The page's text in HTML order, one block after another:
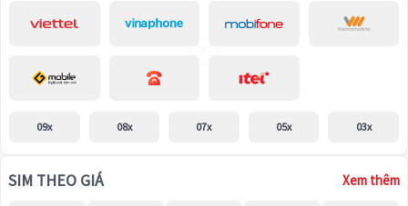
09x 08x 07x 05x 03x
SIM THEO GIÁ Xem thêm